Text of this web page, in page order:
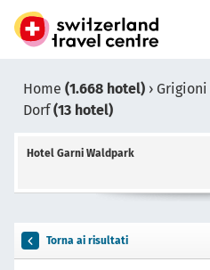
Home (1.668 hotel) › Grigioni
Dorf(13 hotel)
Hotel Garni Waldpark
Torna ai risultati